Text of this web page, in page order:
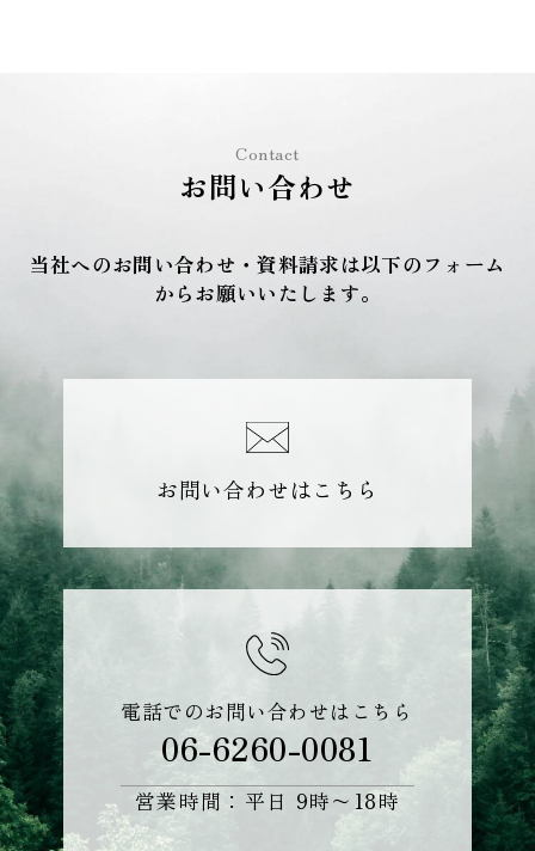
Contact
お問い合わせ
当社へのお問い合わせ・資料請求は以下のフォーム
からお願いいたします。
お問い合わせはこちら
電話でのお問い合わせはこちら
06-6260-0081
営業時間：平日 9時〜18時